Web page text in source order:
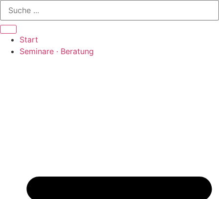
Zum
Inhalt
springen
Start
Seminare · Beratung